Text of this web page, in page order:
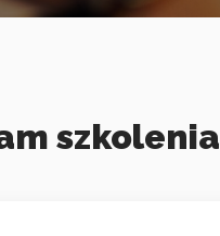
szkolenia